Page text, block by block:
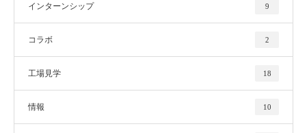
インターンシップ 9
コラボ 2
工場見学 18
情報 10